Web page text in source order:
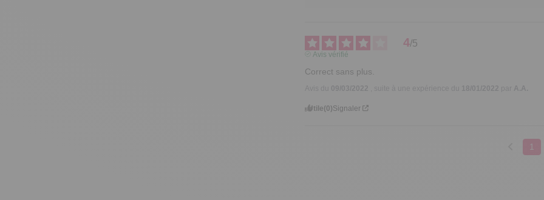
4/5
Avis vérifié
Correct sans plus.
Utile(0)Signaler
1